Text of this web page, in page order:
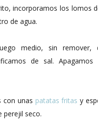
incorporamos los lomos
de agua.
medio, sin remover,
de sal.
con unas patatas fritas y
perejil seco.